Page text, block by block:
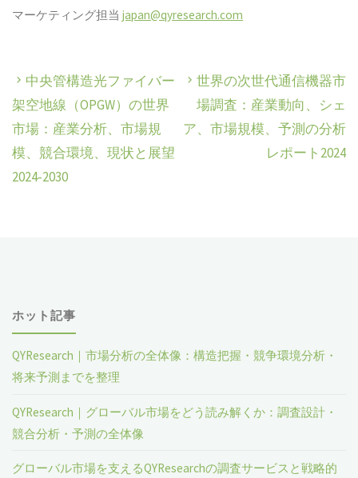
マーケティング担当japan@qyresearch.com
中央管構造光ファイバー
架空地線（OPGW）の世界
市場：産業分析、市場規
模、競合環境、現状と展望
2024-2030
世界の次世代通信機器市
場調査：産業動向、シェ
ア、市場規模、予測の分析
レポート2024
ホット記事
QYResearch｜市場分析の全体像：構造把握・競争環境分析・
将来予測までを整理
QYResearch｜グローバル市場をどう読み解くか：調査設計・
競合分析・予測の全体像
グローバル市場を支えるQYResearchの調査サービスと戦略的